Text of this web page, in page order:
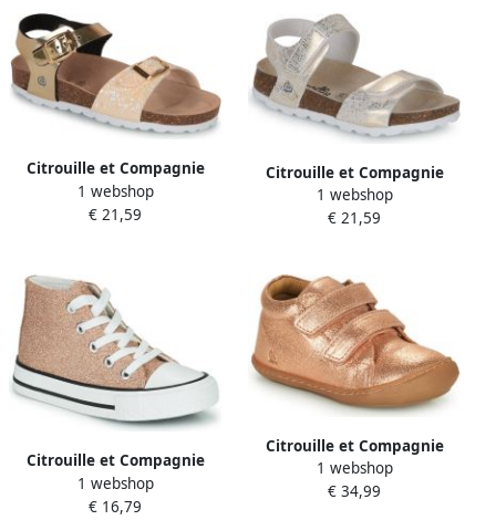
Citrouille et Compagnie
Platte sandalen ARCENCIEL
1 webshop
€ 21,59
Citrouille et Compagnie
Platte sandalen PISTAMI
1 webshop
€ 21,59
Citrouille et Compagnie
Hoge Sneakers OUTIL
PAILLETTES
1 webshop
€ 16,79
Citrouille et Compagnie
Hoge Sneakers NEW 64
1 webshop
€ 34,99